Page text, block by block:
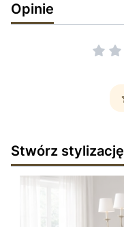
Opinie
Stwórz stylizację